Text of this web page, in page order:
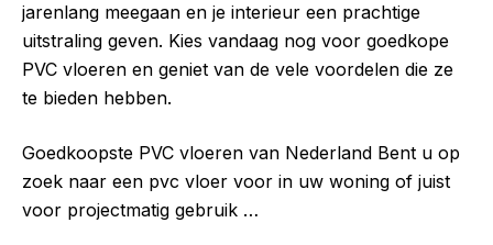
jarenlang meegaan en je interieur een prachtige
uitstraling geven. Kies vandaag nog voor goedkope
PVC vloeren en geniet van de vele voordelen die ze
te bieden hebben.
Goedkoopste PVC vloeren van Nederland Bent u op
zoek naar een pvc vloer voor in uw woning of juist
voor projectmatig gebruik …